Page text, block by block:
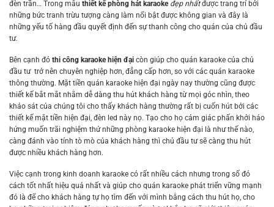
đèn trần… Trong mẫu thiết kế phòng hát karaokeđẹp nhấtđược trang trí bởi
những bức tranh trừu tượng càng làm nổi bật được không gian và đây là
những yếu tố hàng đầu quyết định đến sự thanh công cho quán của chủ đầu
tư.
Bên cạnh đó thi công karaoke hiện đại còn giúp cho quán karaoke của chủ
đầu tư trở nên chuyên nghiệp hơn, đẳng cấp hơn, so với các quán karaoke
thông thường. Mặt tiền quán karaoke hiện đại ngày nay thường cũng được
thiết kế bắt mắt nhằm dễ dàng thu hút khách hàng từ mọi góc nhìn, theo
khảo sát của chúng tôi cho thấy khách hàng thường rất bị cuốn hút bởi các
thiết kế mặt tiền hiện đại, đèn led này nọ. Tạo cho họ cảm giác phấn khởi háo
hứng muốn trãi nghiệm thử những phòng karaoke hiện đại là như thế nào,
càng đánh vào tính tò mò của khách hàng thì chủ đầu tư sẽ càng thu hút
được nhiều khách hàng hơn.
Việc cạnh trong kinh doanh karaoke có rất nhiều cách nhưng trong số đó
cách tốt nhất hiệu quả nhất và giúp cho quán karaoke phát triển vững mạnh
đó là để cho khách hàng tự họ tìm đến với mình bằng cách thu hút họ, cho